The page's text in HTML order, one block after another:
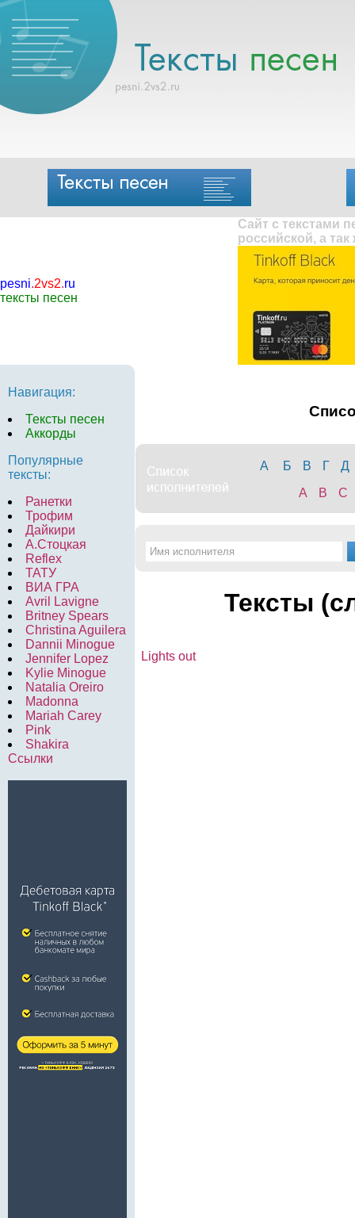
pesni.2vs2.ru
тексты песен
Сайт с текстами
российской, а
Навигация:
Тексты песен
Аккорды
Популярные
тексты:
Ранетки
Трофим
Дайкири
А.Стоцкая
Reflex
ТАТУ
ВИА ГРА
Avril Lavigne
Britney Spears
Christina Aguilera
Dannii Minogue
Jennifer Lopez
Kylie Minogue
Natalia Oreiro
Madonna
Mariah Carey
Pink
Shakira
Ссылки
А Б В Г
Д
A
B C
Тексты
Lights out